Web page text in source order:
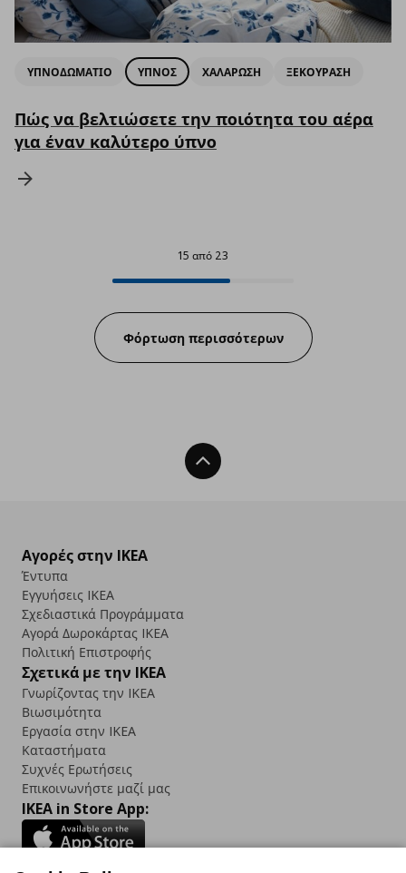
ΥΠΝΟΔΩΜΑΤΙΟ ΥΠΝΟΣ ΧΑΛΑΡΩΣΗ ΞΕΚΟΥΡΑΣΗ
Πώς να βελτιώσετε την ποιότητα του αέρα
για έναν καλύτερο ύπνο
15 από 23
Progress:
Φόρτωση περισσότερων
Back To Top
Αγορές στην IKEA
Έντυπα
Εγγυήσεις IKEA
Σχεδιαστικά Προγράμματα
Αγορά Δωρoκάρτας IKEA
Πολιτική Επιστροφής
Σχετικά με την IKEA
Γνωρίζοντας την IKEA
Βιωσιμότητα
Εργασία στην IKEA
Καταστήματα
Συχνές Ερωτήσεις
Επικοινωνήστε μαζί μας
IKEA in Store App: